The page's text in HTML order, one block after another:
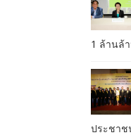
1 ล้านล้
ประชาช